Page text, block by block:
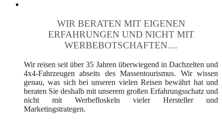
WIR BERATEN MIT EIGENEN
ERFAHRUNGEN UND NICHT MIT
WERBEBOTSCHAFTEN....
Wir reisen seit über 35 Jahren überwiegend in Dachzelten und
4x4-Fahrzeugen abseits des Massentourismus. Wir wissen
genau, was sich bei unseren vielen Reisen bewährt hat und
beraten Sie deshalb mit unserem großen Erfahrungsschatz und
nicht mit Werbefloskeln vieler Hersteller und
Marketingstrategen.